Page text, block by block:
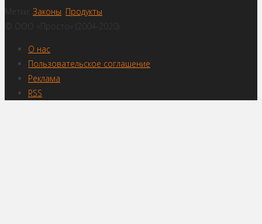
Метки: Законы Продукты
© ООО «Просто» (2004-2020)
О нас
Пользовательское соглашение
Реклама
RSS